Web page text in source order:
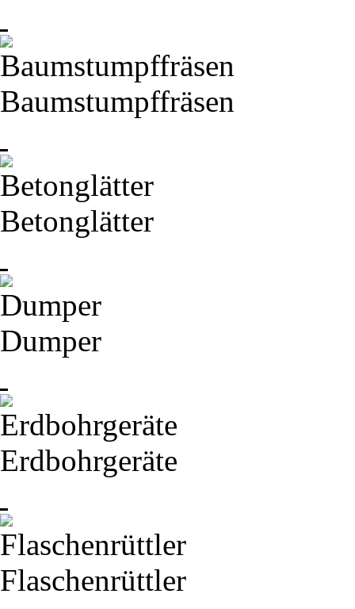
Baumstumpffräsen
Betonglätter
Dumper
Erdbohrgeräte
Flaschenrüttler